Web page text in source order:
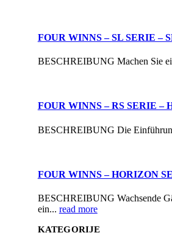
FOUR WINNS – SL SERIE –
BESCHREIBUNG Machen Sie
FOUR WINNS – RS SERIE –
BESCHREIBUNG Die
FOUR WINNS – HORIZON
BESCHREIBUNG Wachsende
ein... read more
KATEGORIJE